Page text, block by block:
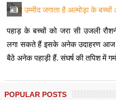
पहाड़ के बच्चों को जरा सी उजली
लगा सकते हैं इसके अनेक उदाहरण आज
बैठे अनेक पहाड़ी हैं. संघर्ष की तपिश में
POPULAR POSTS